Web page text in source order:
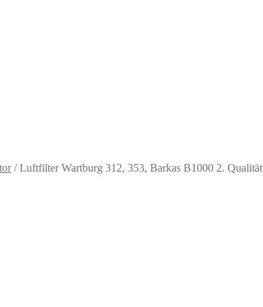
/Luftfilter Wartburg 312, 353, Barkas B1000 2. Qualität